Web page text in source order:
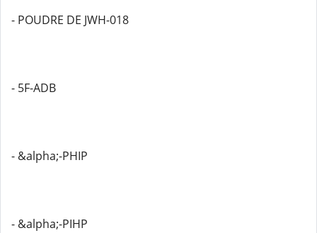
- POUDRE DE JWH-018
- 5F-ADB
- &alpha;-PHIP
- &alpha;-PIHP